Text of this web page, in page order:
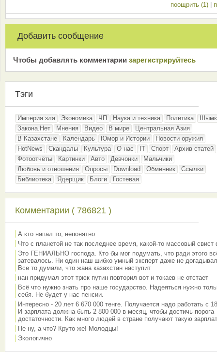
поощрить (1)
Добавить сообщение
Чтобы добавлять комментарии зарeгиcтрирyйтeсь
Тэги
Империя зла Экономика ЧП Наука и техника Политика
Закона.Нет
Мнения Видео В мире
Центральная Азия
В Казахстане
Календарь Юмор и Истории
Новости оружия
HotNews
Скандалы Культура О нас IT Спорт
Архив статей
Фотоотчёты
Картинки Авто Девчонки
Мальчики
Любовь и отношения
Опросы Download Обменник
Ссылки
Библиотека
Ядерщик Блоги Гостевая
Комментарии ( 786821 )
А кто напал то, непонятно
Что с планетой не так последнее время, какой-то массовый свист
Это ГЕНИАЛЬНО господа. Кто бы мог подумать, что ради этого
затевалось. Ни один наш шибко умный эксперт даже не
Все то думали, что жана казахстан наступит
нан придумал этот трюк путин повторил вот и токаев не отстает
Всё что нужно знать про наше государство. Надеяться нужно
себя. Не будет у нас пенсии.
Интересно - 20 лет 6 670 000 тенге. Получается надо работать с
И зарплата должна быть 2 800 000 в месяц, чтобы достичь порога
достаточности. Как много людей в стране получают такую
Не ну, а что? Круто же! Молодцы!
Экологично